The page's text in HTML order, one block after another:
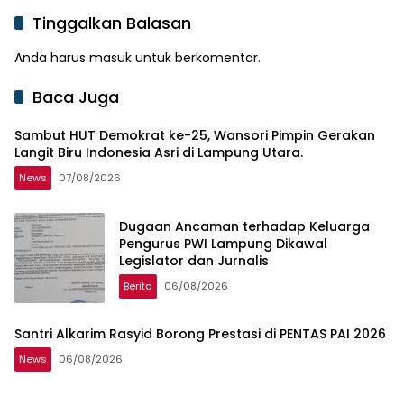
Tinggalkan Balasan
Anda harus masuk untuk berkomentar.
Baca Juga
Sambut HUT Demokrat ke-25, Wansori Pimpin Gerakan
Langit Biru Indonesia Asri di Lampung Utara.
News 07/08/2026
Dugaan Ancaman terhadap Keluarga
Pengurus PWI Lampung Dikawal
Legislator dan Jurnalis
Berita 06/08/2026
Santri Alkarim Rasyid Borong Prestasi di PENTAS PAI 2026
News 06/08/2026